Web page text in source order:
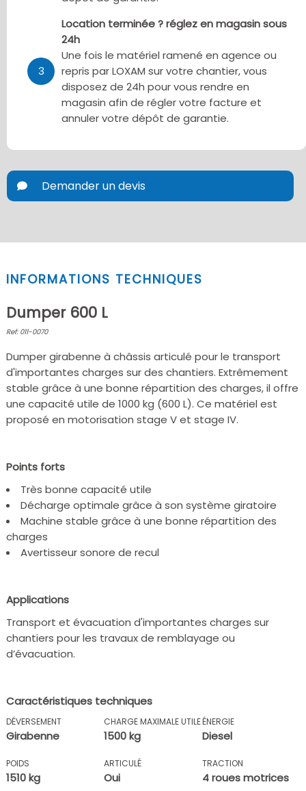
3
Location terminée ? réglez en magasin sous
24h
Une fois le matériel ramené en agence ou
repris par LOXAM sur votre chantier, vous
disposez de 24h pour vous rendre en
magasin afin de régler votre facture et
annuler votre dépôt de garantie.
Demander un devis
INFORMATIONS TECHNIQUES
Dumper 600 L
Ref: 011-0070
Dumper girabenne à châssis articulé pour le transport
d'importantes charges sur des chantiers. Extrêmement
stable grâce à une bonne répartition des charges, il offre
une capacité utile de 1000 kg (600 L). Ce matériel est
proposé en motorisation stage V et stage IV.
Points forts
Très bonne capacité utile
Décharge optimale grâce à son système giratoire
Machine stable grâce à une bonne répartition des
charges
Avertisseur sonore de recul
Applications
Transport et évacuation d'importantes charges sur
chantiers pour les travaux de remblayage ou
d’évacuation.
Caractéristiques techniques
DÉVERSEMENT
Girabenne
CHARGE MAXIMALE UTILE
1500 kg
ÉNERGIE
Diesel
POIDS
1510 kg
ARTICULÉ
Oui
TRACTION
4 roues motrices